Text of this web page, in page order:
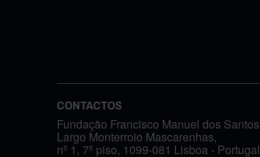
CONTACTOS
Fundação Francisco Manuel dos Santos
Largo Monterroio Mascarenhas,
nº 1, 7º piso, 1099-081 Lisboa - Portugal